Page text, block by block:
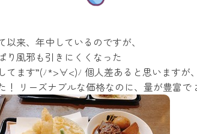
以来、年中しているのですが、
り風邪も引きにくくなった
てます”(ﾉ*>∀<)ﾉ 個人差あると思いますが
！ リーズナブルな価格なのに、量が豊富で